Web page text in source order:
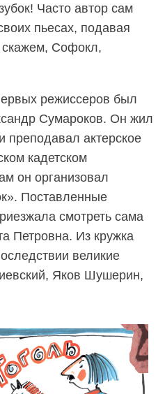
Часто автор сам
пьесах, подавая
скажем, Софокл,
режиссеров был
Сумароков. Он жил
преподавал актерское
кадетском
он организовал
Поставленные
смотреть сама
Петровна. Из кружка
великие
Яков Шушерин,